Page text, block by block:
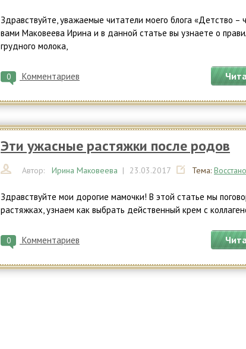
Здравствуйте, уважаемые читатели моего блога «Детство –
вами Маковеева Ирина и в данной статье вы узнаете о
грудного молока,
0 Комментариев
Эти ужасные растяжки после родов
Автор: Ирина Маковеева | 23.03.2017 Тема:
Здравствуйте мои дорогие мамочки! В этой статье мы
растяжках, узнаем как выбрать действенный крем с
0 Комментариев